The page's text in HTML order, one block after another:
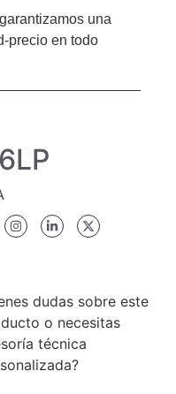
dudas sobre este
o necesitas
técnica
una
precio en todo